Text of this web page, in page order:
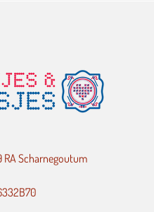
RA Scharnegoutum